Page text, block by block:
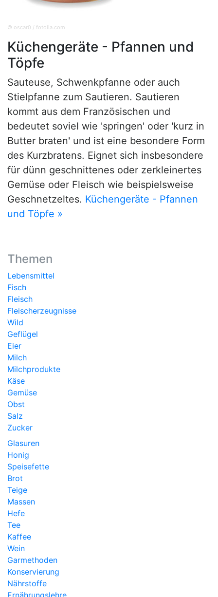
© oscar0 / fotolia.com
Küchengeräte - Pfannen und
Töpfe
Sauteuse, Schwenkpfanne oder auch
Stielpfanne zum Sautieren. Sautieren
kommt aus dem Französischen und
bedeutet soviel wie 'springen' oder 'kurz in
Butter braten' und ist eine besondere Form
des Kurzbratens. Eignet sich insbesondere
für dünn geschnittenes oder zerkleinertes
Gemüse oder Fleisch wie beispielsweise
Geschnetzeltes. Küchengeräte - Pfannen
und Töpfe »
Themen
Lebensmittel
Fisch
Fleisch
Fleischerzeugnisse
Wild
Geflügel
Eier
Milch
Milchprodukte
Käse
Gemüse
Obst
Salz
Zucker
Glasuren
Honig
Speisefette
Brot
Teige
Massen
Hefe
Tee
Kaffee
Wein
Garmethoden
Konservierung
Nährstoffe